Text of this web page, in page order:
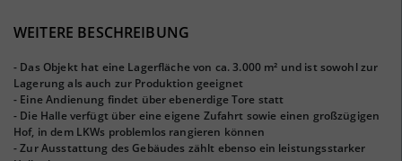
WEITERE BESCHREIBUNG
- Das Objekt hat eine Lagerfläche von ca. 3.000 m² und ist sowohl zur
Lagerung als auch zur Produktion geeignet
- Eine Andienung findet über ebenerdige Tore statt
- Die Halle verfügt über eine eigene Zufahrt sowie einen großzügigen
Hof, in dem LKWs problemlos rangieren können
- Zur Ausstattung des Gebäudes zählt ebenso ein leistungsstarker